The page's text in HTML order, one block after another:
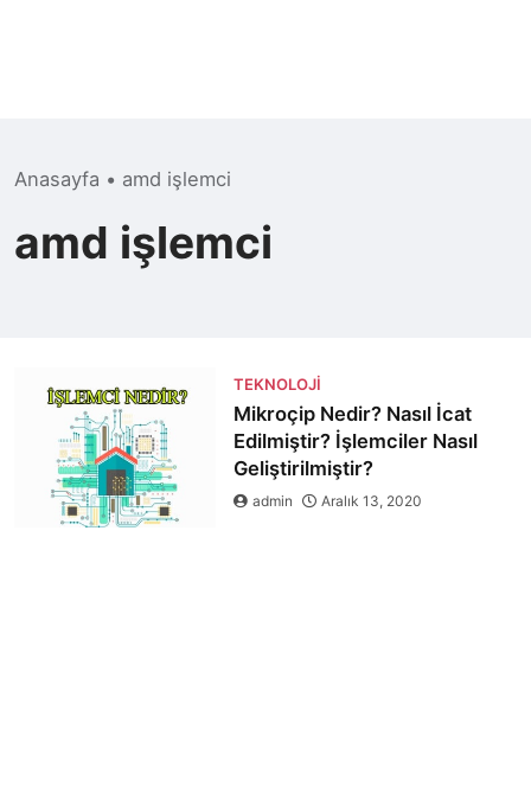
Anasayfa • amd işlemci
amd işlemci
TEKNOLOJI
Mikroçip Nedir? Nasıl İcat
Edilmiştir? İşlemciler Nasıl
Geliştirilmiştir?
admin Aralık 13, 2020